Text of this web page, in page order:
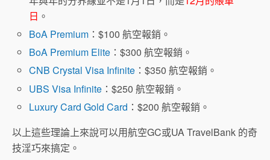
日 。
BoA Premium ：$100 航空報銷。
BoA Premium Elite ：$300 航空報銷。
CNB Crystal Visa Infinite ：$350 航空報銷。
UBS Visa Infinite ：$250 航空報銷。
Luxury Card Gold Card ：$200 航空報銷。
以上這些理論上來說可以用航空GC或UA TravelBank 的奇
技淫巧來搞定。